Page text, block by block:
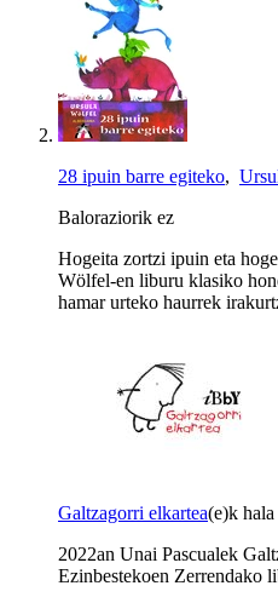
28 ipuin barre egiteko,
Baloraziorik ez
Hogeita zortzi ipuin eta
Wölfel-en liburu klasiko
hamar urteko haurrek
Galtzagorri elkartea(e)k
2022an Unai Pascualek
Ezinbestekoen Zerrendako